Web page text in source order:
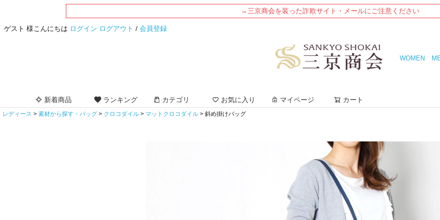
→三京商会を装った詐欺サイト・メールにご注意ください
ゲスト 様こんにちは ログイン ログアウト / 会員登録
WOMEN
新着商品 ランキング カテゴリ お気に入り マイページ カート
レディース 素材から探す・バッグ クロコダイル マットクロコダイル 斜め掛けバッグ